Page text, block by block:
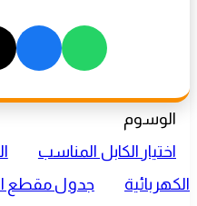
الوسوم
اختيار الكابل المناسب
الكهربائية
جدول مقطع